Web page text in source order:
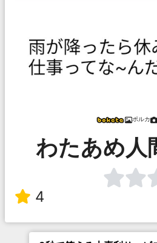
ポルカ
わたあめ人
4